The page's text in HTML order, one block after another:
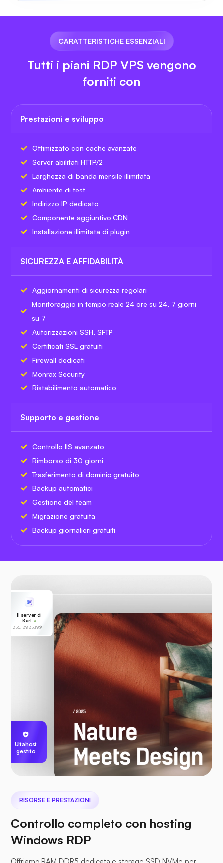
CARATTERISTICHE ESSENZIALI
Tutti i piani RDP VPS vengono
forniti con
Prestazioni e sviluppo
Ottimizzato con cache avanzate
Server abilitati HTTP/2
Larghezza di banda mensile illimitata
Ambiente di test
Indirizzo IP dedicato
Componente aggiuntivo CDN
Installazione illimitata di plugin
SICUREZZA E AFFIDABILITÀ
Aggiornamenti di sicurezza regolari
Monitoraggio in tempo reale 24 ore su 24, 7 giorni
su 7
Autorizzazioni SSH, SFTP
Certificati SSL gratuiti
Firewall dedicati
Monrax Security
Ristabilimento automatico
Supporto e gestione
Controllo IIS avanzato
Rimborso di 30 giorni
Trasferimento di dominio gratuito
Backup automatici
Gestione del team
Migrazione gratuita
Backup giornalieri gratuiti
Il server di
Karl
255.189.85.19
Ultahost
gestito
RISORSE E PRESTAZIONI
Controllo completo con hosting
Windows RDP